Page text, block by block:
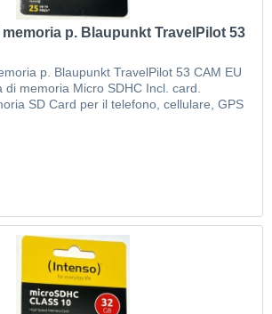
p. Blaupunkt TravelPilot 53
p. Blaupunkt TravelPilot 53 CAM EU
di memoria Micro SDHC Incl. card.
SD Card per il telefono, cellulare, GPS